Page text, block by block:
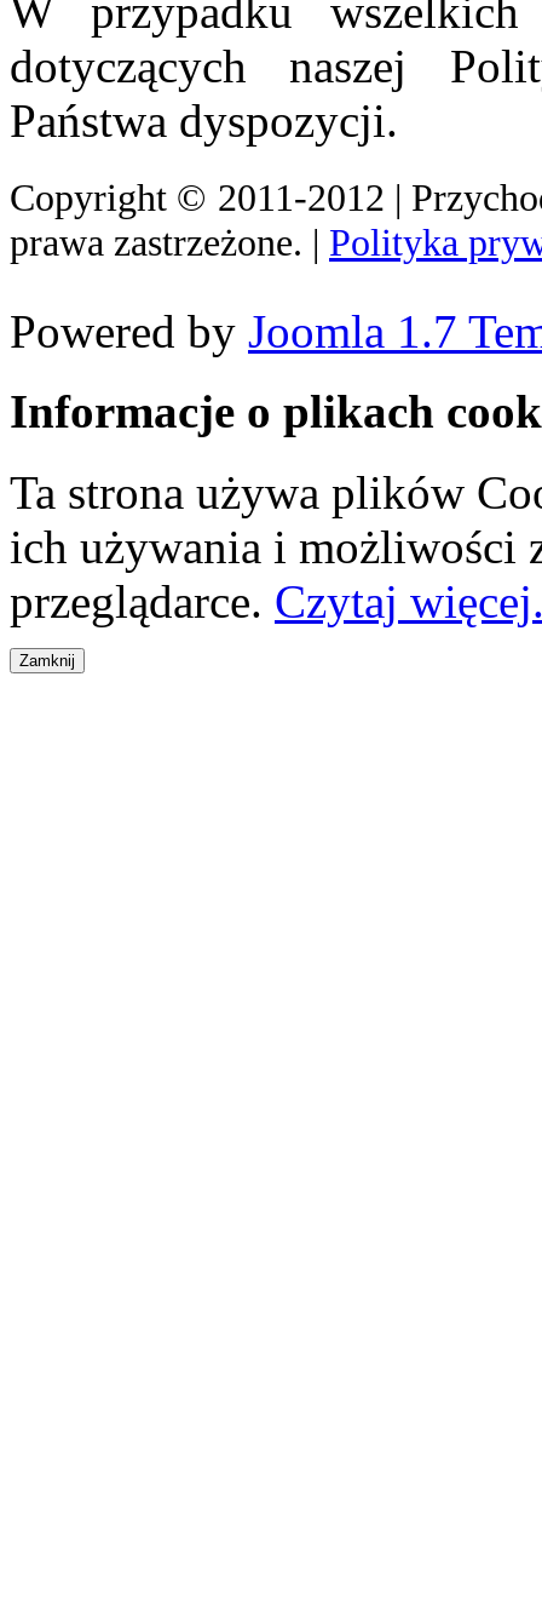
W przypadku
dotyczących naszej
Państwa dyspozycji.
Copyright © 2011-2012 |
prawa zastrzeżone. | Polityka
Powered by Joomla 1.7
Informacje o plikach
Ta strona używa plików
ich używania i możliwości
przeglądarce. Czytaj